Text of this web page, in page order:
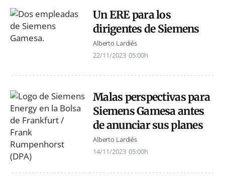
Un ERE para los
dirigentes de Siemens
Alberto Lardiés
22/11/2023 05:00h
Malas perspectivas para
Siemens Gamesa antes
de anunciar sus planes
Alberto Lardiés
14/11/2023 05:00h